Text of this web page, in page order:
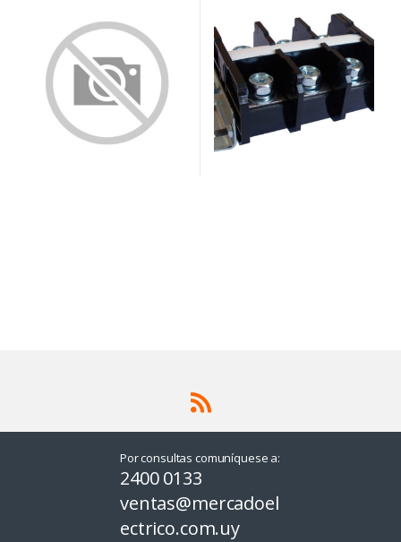
Por consultas comuníquese a:
2400 0133
ventas@mercadoel
ectrico.com.uy